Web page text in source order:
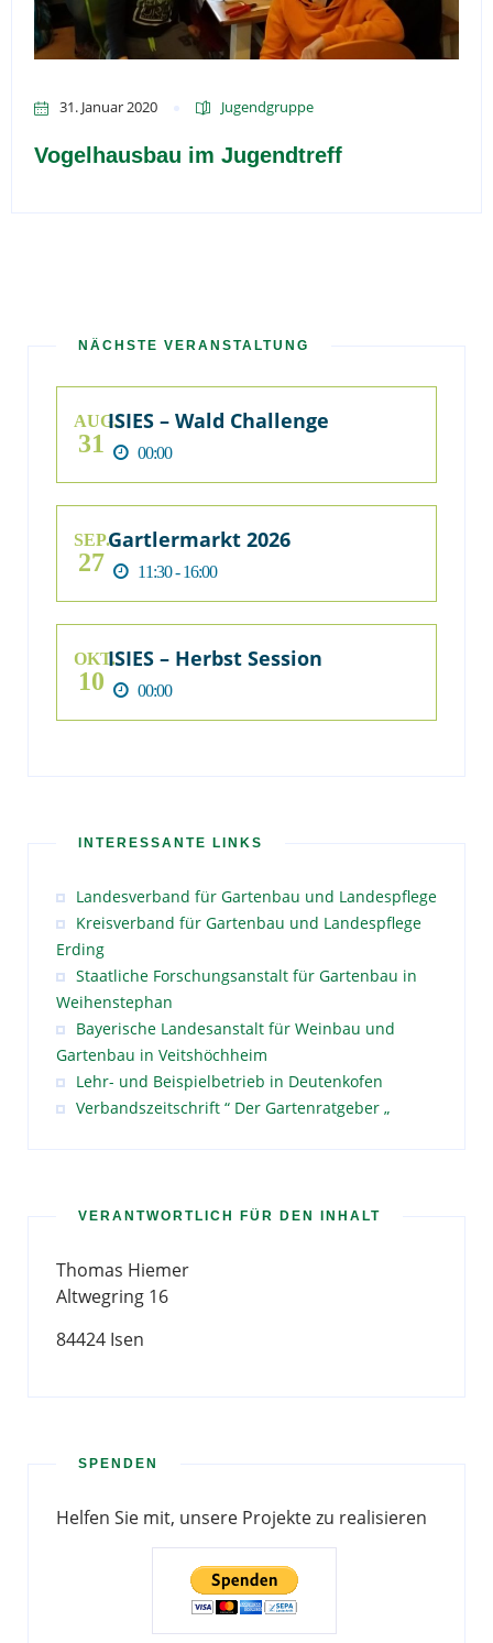
31. Januar 2020 Jugendgruppe
Vogelhausbau im Jugendtreff
NÄCHSTE VERANSTALTUNG
AUG.
31
ISIES – Wald Challenge
00:00
SEP.
27
Gartlermarkt 2026
11:30 - 16:00
OKT.
10
ISIES – Herbst Session
00:00
INTERESSANTE LINKS
Landesverband für Gartenbau und Landespflege
Kreisverband für Gartenbau und Landespflege
Erding
Staatliche Forschungsanstalt für Gartenbau in
Weihenstephan
Bayerische Landesanstalt für Weinbau und
Gartenbau in Veitshöchheim
Lehr- und Beispielbetrieb in Deutenkofen
Verbandszeitschrift “ Der Gartenratgeber „
VERANTWORTLICH FÜR DEN INHALT
Thomas Hiemer
Altwegring 16
84424 Isen
SPENDEN
Helfen Sie mit, unsere Projekte zu realisieren